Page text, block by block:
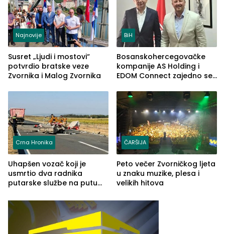
Najnovije
Susret „Ljudi i mostovi“
potvrdio bratske veze
Zvornika i Malog Zvornika
BiH
Bosanskohercegovačke
kompanije AS Holding i
EDOM Connect zajedno se
Crna Hronika
Uhapšen vozač koji je
usmrtio dva radnika
putarske službe na putu
(FOTO)
ČARŠIJA
Peto večer Zvorničkog ljeta
u znaku muzike, plesa i
velikih hitova